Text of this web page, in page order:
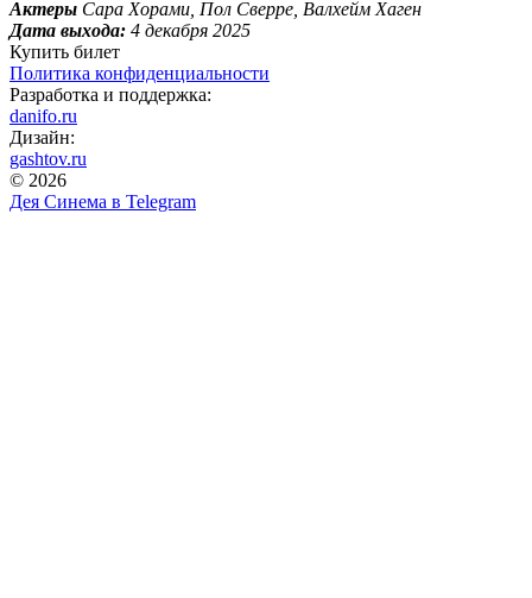
Актеры Сара Хорами, Пол Сверре, Валхейм Хаген
Дата выхода: 4 декабря 2025
Купить билет
Политика конфиденциальности
Разработка и поддержка:
danifo.ru
Дизайн:
gashtov.ru
© 2026
Дея Синема в Telegram